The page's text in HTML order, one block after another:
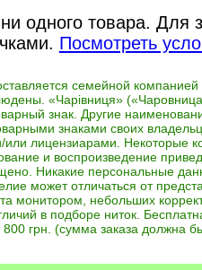
одного товара. Для
Посмотреть
семейной компанией
«Чарівниця»
знак. Другие
знаками своих
или лицензиарами. Некоторые
и воспроизведение
Никакие персональные
может отличаться от
монитором, небольших
в подборе ниток.
800 грн. (сумма заказа должна